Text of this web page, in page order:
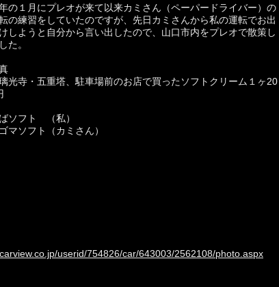
の１月にプレオが来て以来カミさん（ペーパードライバー）の
の練習をしていたのですが、先日カミさんから私の運転でお出
しようと自分から言い出したので、山口市内をプレオで散策し
た。
光寺・五重塔、駐車場前のお店で買ったソフトクリーム１ヶ20
ソフト （私）
マソフト（カミさん）
userid/754826/car/643003/2562108/photo.aspx